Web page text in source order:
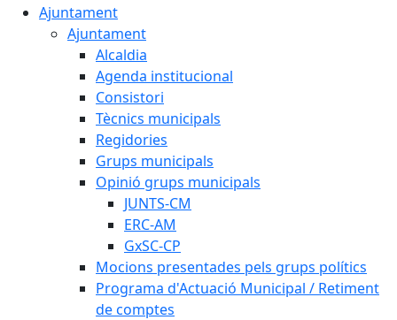
Ajuntament
Ajuntament
Alcaldia
Agenda institucional
Consistori
Tècnics municipals
Regidories
Grups municipals
Opinió grups municipals
JUNTS-CM
ERC-AM
GxSC-CP
Mocions presentades pels grups polítics
Programa d'Actuació Municipal / Retiment
de comptes